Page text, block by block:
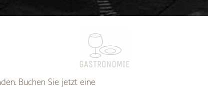
Buchen Sie jetzt eine